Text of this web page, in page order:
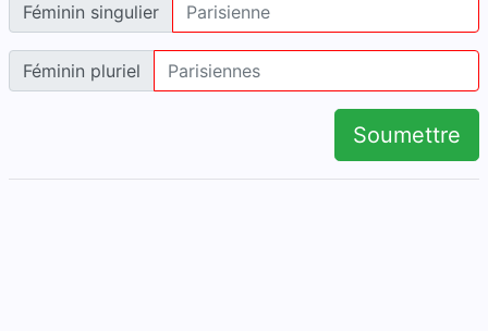
Féminin singulier
Féminin pluriel
Soumettre